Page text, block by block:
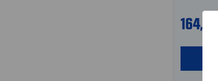
164,99€